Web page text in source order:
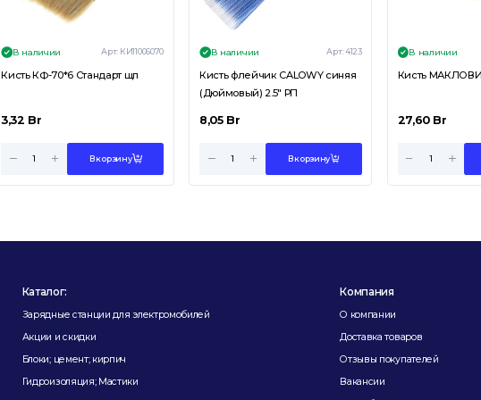
В наличии Арт: КИ11006070
Кисть КФ-70*6 Стандарт щп
3,32 Br
В корзину
В наличии Арт:4123
Кисть флейчик CALOWY синяя
(Дюймовый) 2.5" РП
8,05 Br
В корзину
В наличии
27,60 Br
Каталог:
Зарядные станции для электромобилей
Акции и скидки
Блоки; цемент; кирпич
Гидроизоляция; Мастики
Компания
О компании
Доставка товаров
Отзывы покупателей
Вакансии